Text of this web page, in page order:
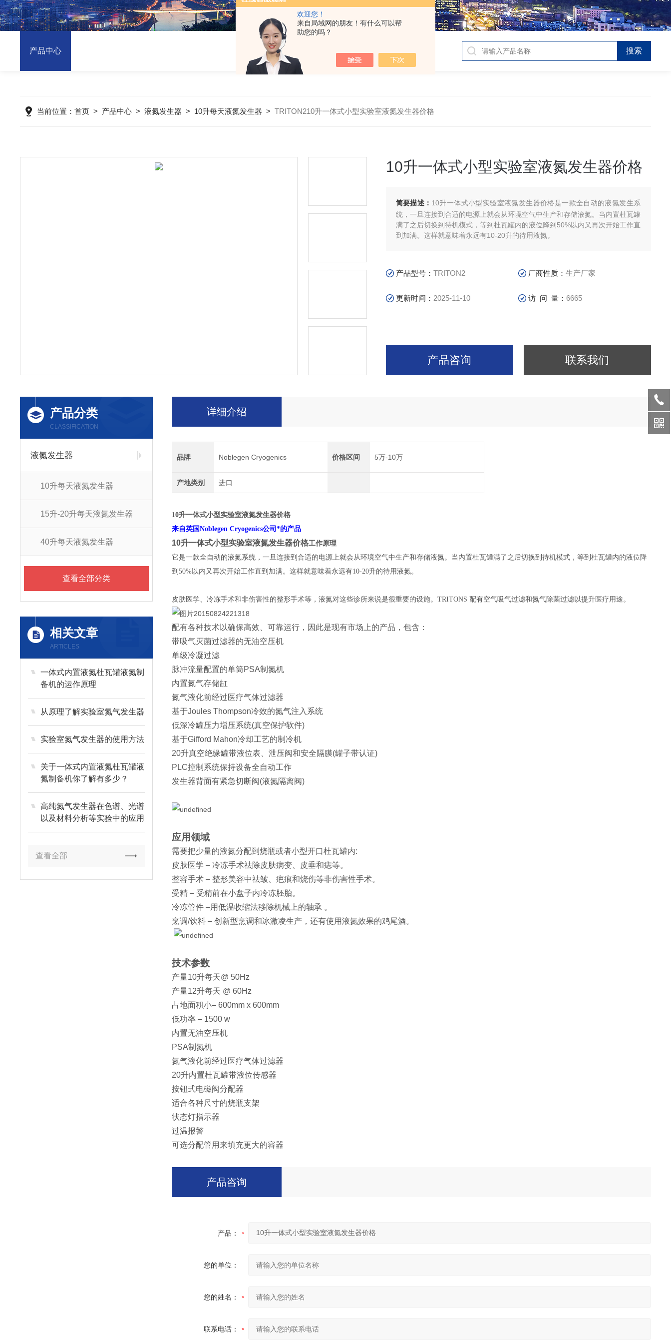
欢迎您！
来自局域网的朋友！有什么可以帮
助您的吗？
产品中心
当前位置：首页 > 产品中心 >液氮发生器 > 10升每天液氮发生器 >TRITON210升一体式小型实验室液氮发生器价格
10升一体式小型实验室液氮发生器价格
简要描述： 10升一体式小型实验室液氮发生器价格是一款全自动的液氮发生系
统，一旦连接到合适的电源上就会从环境空气中生产和存储液氮。当内置杜瓦罐
满了之后切换到待机模式，等到杜瓦罐内的液位降到50%以内又再次开始工作直
到加满。这样就意味着永远有10-20升的待用液氮。
产品型号：TRITON2 厂商性质：生产厂家
更新时间： 2025-11-10 访 问 量：6665
产品咨询 联系我们
产品分类
CLASSIFICATION
液氮发生器
10升每天液氮发生器
15升-20升每天液氮发生器
40升每天液氮发生器
查看全部分类
相关文章
ARTICLES
一体式内置液氮杜瓦罐液氮制
备机的运作原理
从原理了解实验室氮气发生器
实验室氮气发生器的使用方法
关于一体式内置液氮杜瓦罐液
氮制备机你了解有多少？
高纯氮气发生器在色谱、光谱
以及材料分析等实验中的应用
作用
查看全部
详细介绍
品牌 Noblegen Cryogenics 价格区间 5万-10万
产地类别 进口
10升一体式小型实验室液氮发生器价格
来自英国Noblegen Cryogenics公司*的产品
10升一体式小型实验室液氮发生器价格工作原理
它是一款全自动的液氮系统，一旦连接到合适的电源上就会从环境空气中生产和存储液氮。当内置杜瓦罐满了之后切换到待机模式，等到杜瓦罐内的液位降
到50%以内又再次开始工作直到加满。这样就意味着永远有10-20升的待用液氮。
皮肤医学、冷冻手术和非伤害性的整形手术等，液氮对这些诊所来说是很重要的设施。TRITONS 配有空气吸气过滤和氮气除菌过滤以提升医疗用途。
配有各种技术以确保高效、可靠运行，因此是现有市场上的产品，包含：
带吸气灭菌过滤器的无油空压机
单级冷凝过滤
脉冲流量配置的单筒PSA制氮机
内置氮气存储缸
氮气液化前经过医疗气体过滤器
基于Joules Thompson冷效的氮气注入系统
低深冷罐压力增压系统(真空保护软件)
基于Gifford Mahon冷却工艺的制冷机
20升真空绝缘罐带液位表、泄压阀和安全隔膜(罐子带认证)
PLC控制系统保持设备全自动工作
发生器背面有紧急切断阀(液氮隔离阀)
应用领域
需要把少量的液氮分配到烧瓶或者小型开口杜瓦罐内:
皮肤医学 – 冷冻手术祛除皮肤病变、皮垂和痣等。
整容手术 – 整形美容中祛皱、疤痕和烧伤等非伤害性手术。
受精 – 受精前在小盘子内冷冻胚胎。
冷冻管件 –用低温收缩法移除机械上的轴承 。
烹调/饮料 – 创新型烹调和冰激凌生产，还有使用液氮效果的鸡尾酒。
技术参数
产量10升每天@ 50Hz
产量12升每天 @ 60Hz
占地面积小– 600mm x 600mm
低功率 – 1500 w
内置无油空压机
PSA制氮机
氮气液化前经过医疗气体过滤器
20升内置杜瓦罐带液位传感器
按钮式电磁阀分配器
适合各种尺寸的烧瓶支架
状态灯指示器
过温报警
可选分配管用来填充更大的容器
产品咨询
产品：
您的单位：
您的姓名：
联系电话：